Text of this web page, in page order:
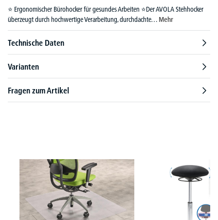
⭐ Ergonomischer Bürohocker für gesundes Arbeiten ⭐Der AVOLA Stehhocker
überzeugt durch hochwertige Verarbeitung, durchdachte… Mehr
Technische Daten
Varianten
Fragen zum Artikel